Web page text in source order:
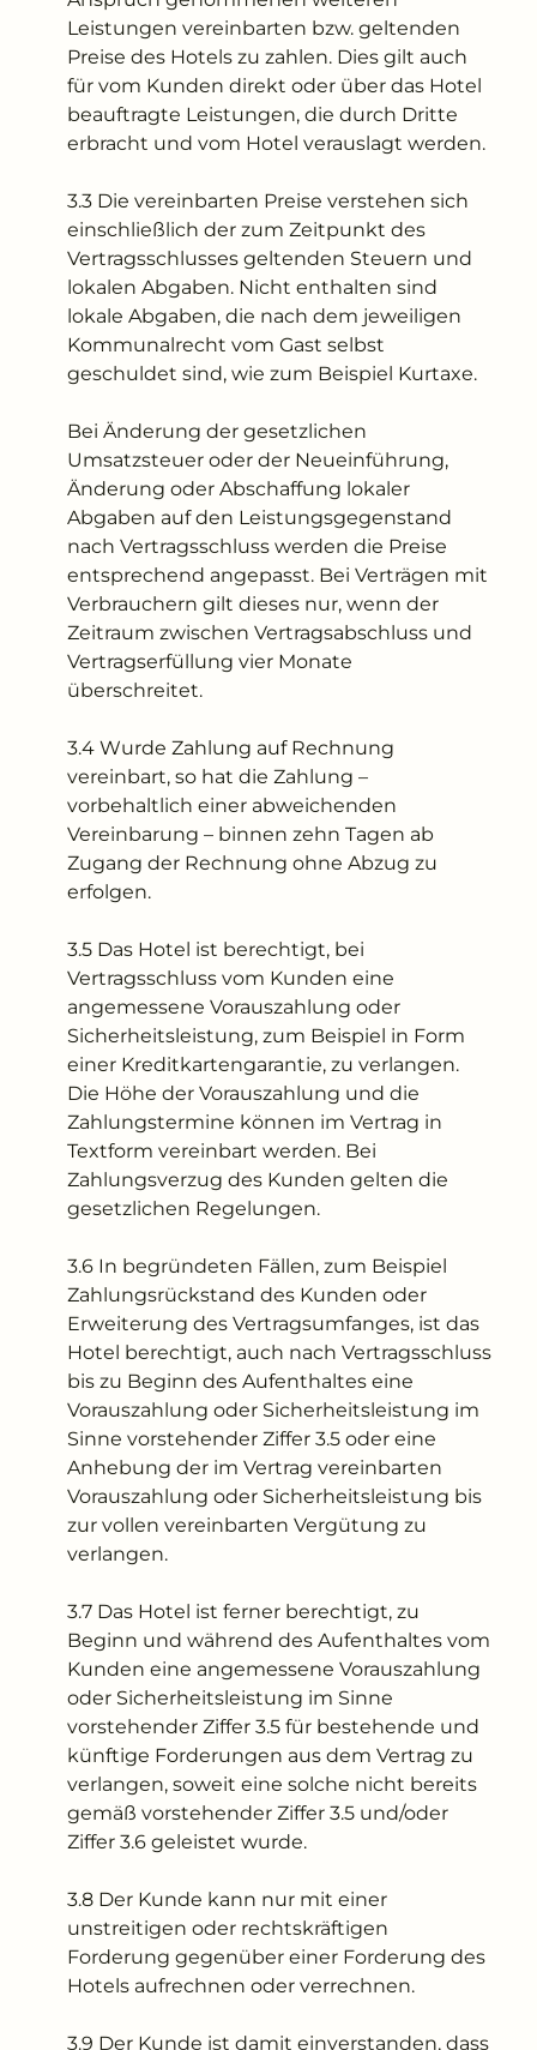
Leistungen vereinbarten bzw. geltenden
Preise des Hotels zu zahlen. Dies gilt auch
für vom Kunden direkt oder über das Hotel
beauftragte Leistungen, die durch Dritte
erbracht und vom Hotel verauslagt werden.
3.3 Die vereinbarten Preise verstehen sich
einschließlich der zum Zeitpunkt des
Vertragsschlusses geltenden Steuern und
lokalen Abgaben. Nicht enthalten sind
lokale Abgaben, die nach dem jeweiligen
Kommunalrecht vom Gast selbst
geschuldet sind, wie zum Beispiel Kurtaxe.
Bei Änderung der gesetzlichen
Umsatzsteuer oder der Neueinführung,
Änderung oder Abschaffung lokaler
Abgaben auf den Leistungsgegenstand
nach Vertragsschluss werden die Preise
entsprechend angepasst. Bei Verträgen mit
Verbrauchern gilt dieses nur, wenn der
Zeitraum zwischen Vertragsabschluss und
Vertragserfüllung vier Monate
überschreitet.
3.4 Wurde Zahlung auf Rechnung
vereinbart, so hat die Zahlung –
vorbehaltlich einer abweichenden
Vereinbarung – binnen zehn Tagen ab
Zugang der Rechnung ohne Abzug zu
erfolgen.
3.5 Das Hotel ist berechtigt, bei
Vertragsschluss vom Kunden eine
angemessene Vorauszahlung oder
Sicherheitsleistung, zum Beispiel in Form
einer Kreditkartengarantie, zu verlangen.
Die Höhe der Vorauszahlung und die
Zahlungstermine können im Vertrag in
Textform vereinbart werden. Bei
Zahlungsverzug des Kunden gelten die
gesetzlichen Regelungen.
3.6 In begründeten Fällen, zum Beispiel
Zahlungsrückstand des Kunden oder
Erweiterung des Vertragsumfanges, ist das
Hotel berechtigt, auch nach Vertragsschluss
bis zu Beginn des Aufenthaltes eine
Vorauszahlung oder Sicherheitsleistung im
Sinne vorstehender Ziffer 3.5 oder eine
Anhebung der im Vertrag vereinbarten
Vorauszahlung oder Sicherheitsleistung bis
zur vollen vereinbarten Vergütung zu
verlangen.
3.7 Das Hotel ist ferner berechtigt, zu
Beginn und während des Aufenthaltes vom
Kunden eine angemessene Vorauszahlung
oder Sicherheitsleistung im Sinne
vorstehender Ziffer 3.5 für bestehende und
künftige Forderungen aus dem Vertrag zu
verlangen, soweit eine solche nicht bereits
gemäß vorstehender Ziffer 3.5 und/oder
Ziffer 3.6 geleistet wurde.
3.8 Der Kunde kann nur mit einer
unstreitigen oder rechtskräftigen
Forderung gegenüber einer Forderung des
Hotels aufrechnen oder verrechnen.
3.9 Der Kunde ist damit einverstanden, dass